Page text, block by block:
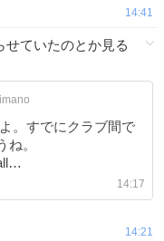
14:41
せていたのとか見る
。すでにクラブ間で
。
14:17
14:21